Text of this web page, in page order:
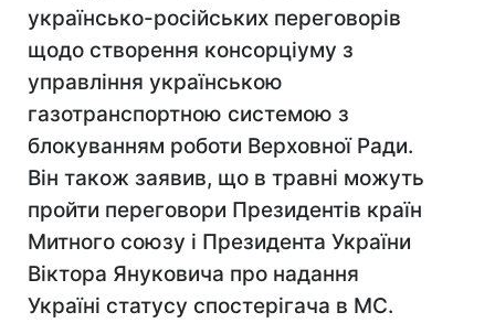
українсько-російських переговорів
щодо створення консорціуму з
управління українською
газотранспортною системою з
блокуванням роботи Верховної Ради.
Він також заявив, що в травні можуть
пройти переговори Президентів країн
Митного союзу і Президента України
Віктора Януковича про надання
Україні статусу спостерігача в МС.